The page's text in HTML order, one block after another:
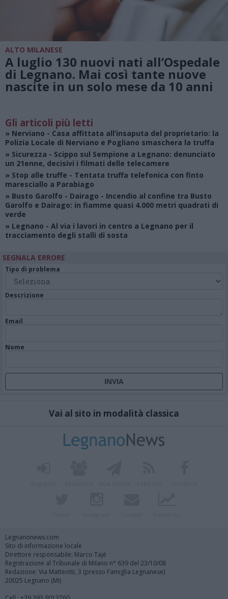
ALTO MILANESE
A luglio 130 nuovi nati all’Ospedale
di Legnano. Mai così tante nuove
nascite in un solo mese da 10 anni
Gli articoli più letti
» Nerviano - Casa affittata all’insaputa del proprietario: la
Polizia Locale di Nerviano e Pogliano smaschera la truffa
» Sicurezza - Scippo sul Sempione a Legnano: denunciato
un 21enne, decisivi i filmati delle telecamere
» Stop alle truffe - Tentata truffa telefonica con finto
maresciallo a Parabiago
» Busto Garolfo - Dairago - Incendio al confine tra Busto
Garolfo e Dairago: in fiamme quasi 4.000 metri quadrati di
verde
» Legnano - Al via i lavori in centro a Legnano per il
tracciamento degli stalli di sosta
SEGNALA ERRORE
Tipo di problema
Descrizione
Email
Nome
Vai al sito in modalità classica
Legnanonews.com
Sito di informazione locale
Direttore responsabile: Marco Tajè
Registrazione al Tribunale di Milano n° 639 del 23/10/08
Redazione: Via Matteotti, 3 (presso Famiglia Legnanese)
20025 Legnano (MI)